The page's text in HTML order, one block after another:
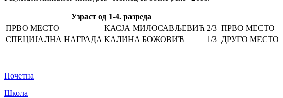
Узраст од 1-4. разреда
ПРВО МЕСТО
КАСЈА МИЛОСАВЉЕВИЋ 2/3 ПРВО МЕСТО
СПЕЦИЈАЛНА НАГРАДА КАЛИНА БОЖОВИЋ 1/3 ДРУГО МЕСТО
Почетна
Школа